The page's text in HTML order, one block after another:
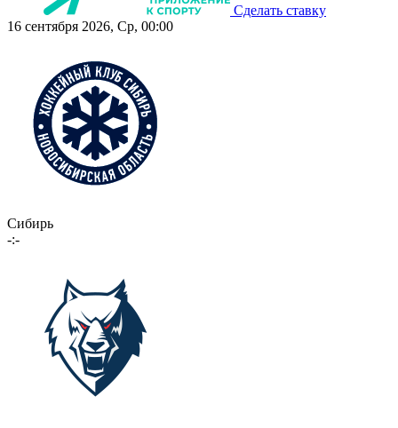
Сделать ставку
16 сентября 2026, Ср, 00:00
Сибирь
-:-